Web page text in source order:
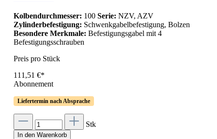
Kolbendurchmesser: 100 Serie: NZV, AZV
Zylinderbefestigung: Schwenkgabelbefestigung, Bolzen
Besondere Merkmale: Befestigungsgabel mit 4
Befestigungsschrauben
Preis pro Stück
111,51 €*
Abonnement
Liefertermin nach Absprache
Stk
In den Warenkorb